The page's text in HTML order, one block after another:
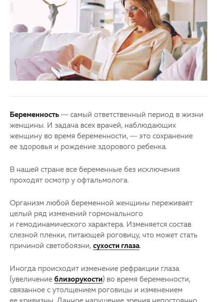
3D-тур по клинике
Партнерам
Закупки
Клуб офтальмологов
Другие заболевания глаз
Детская офтальмология
Оптика
Беременность — самый ответственный период в жизни
женщины. И задача всех врачей, наблюдающих
женщину во время беременности, — это сохранение
ее здоровья и рождение здорового ребенка.
В нашей стране все беременные без исключения
проходят осмотр у офтальмолога.
Организм любой беременной женщины переживает
целый ряд изменений гормонального
и гемодинамического характера. Изменяется состав
слезной пленки, питающей роговицу, что может стать
причиной светобоязни, сухости глаза
Иногда происходит изменение рефракции глаза
(увеличение близорукости) во время беременности,
связанное с утолщением роговицы и изменением
ее кривизны. Данное нарушение зрения непостоянно